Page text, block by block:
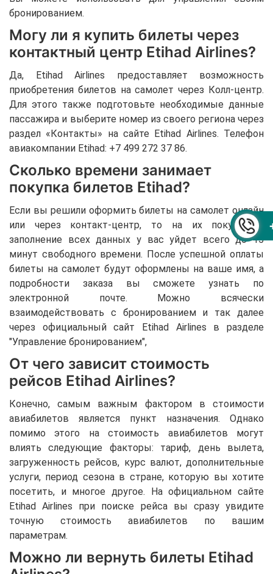
бронированием.
Могу ли я купить билеты через
контактный центр Etihad Airlines?
Да, Etihad Airlines предоставляет возможность
приобретения билетов на самолет через Колл-центр.
Для этого также подготовьте необходимые данные
пассажира и выберите номер из своего региона через
раздел «Контакты» на сайте Etihad Airlines. Телефон
авиакомпании Etihad: +7 499 272 37 86.
Сколько времени занимает
покупка билетов Etihad?
Если вы решили оформить билеты на самолет онлайн
или через контакт-центр, то на их покупку и
заполнение всех данных у вас уйдет всего до 15
минут свободного времени. После успешной оплаты
билеты на самолет будут оформлены на ваше имя, а
подробности заказа вы сможете узнать по
электронной почте. Можно всячески
взаимодействовать с бронированием и так далее
через официальный сайт Etihad Airlines в разделе
"Управление бронированием",
От чего зависит стоимость
рейсов Etihad Airlines?
Конечно, самым важным фактором в стоимости
авиабилетов является пункт назначения. Однако
помимо этого на стоимость авиабилетов могут
влиять следующие факторы: тариф, день вылета,
загруженность рейсов, курс валют, дополнительные
услуги, период сезона в стране, которую вы хотите
посетить, и многое другое. На официальном сайте
Etihad Airlines при поиске рейса вы сразу увидите
точную стоимость авиабилетов по вашим
параметрам.
Можно ли вернуть билеты Etihad